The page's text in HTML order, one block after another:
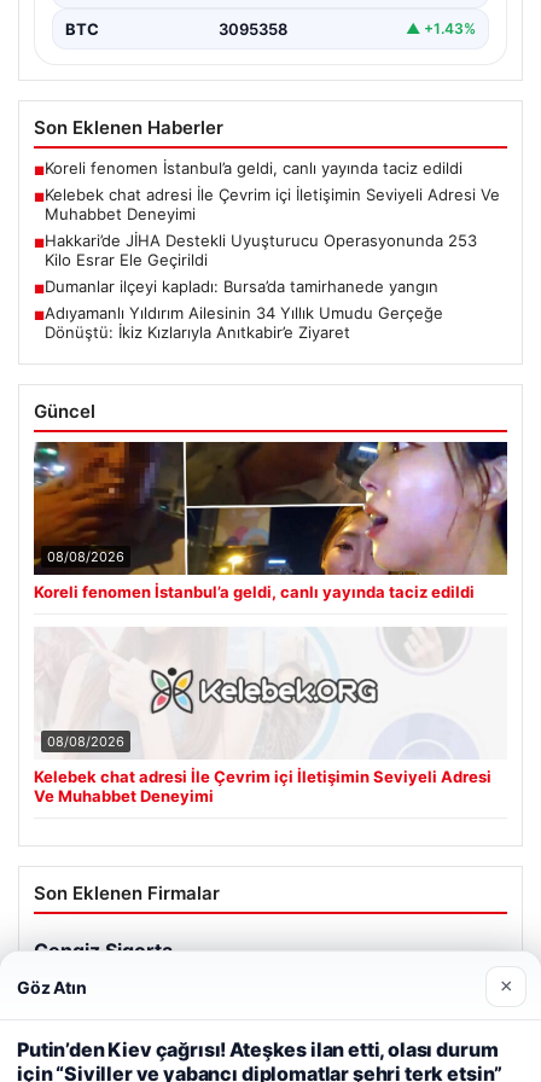
BTC 3095358 ▲ +1.43%
Son Eklenen Haberler
■Koreli fenomen İstanbul’a geldi, canlı yayında taciz edildi
■Kelebek chat adresi İle Çevrim içi İletişimin Seviyeli Adresi Ve
Muhabbet Deneyimi
■Hakkari’de JİHA Destekli Uyuşturucu Operasyonunda 253
Kilo Esrar Ele Geçirildi
■Dumanlar ilçeyi kapladı: Bursa’da tamirhanede yangın
■Adıyamanlı Yıldırım Ailesinin 34 Yıllık Umudu Gerçeğe
Dönüştü: İkiz Kızlarıyla Anıtkabir’e Ziyaret
Güncel
08/08/2026
Koreli fenomen İstanbul’a geldi, canlı yayında taciz edildi
08/08/2026
Kelebek chat adresi İle Çevrim içi İletişimin Seviyeli Adresi
Ve Muhabbet Deneyimi
Son Eklenen Firmalar
Cengiz Sigorta
23/06/2026
deneyiminizi kişiselleştirmek ve geliştirmek amacıyla çerezler
kullanıyoruz.Çerez Politikamız
Göz Atın ×
Putin’den Kiev çağrısı! Ateşkes ilan etti, olası durum
için “Siviller ve yabancı diplomatlar şehri terk etsin”